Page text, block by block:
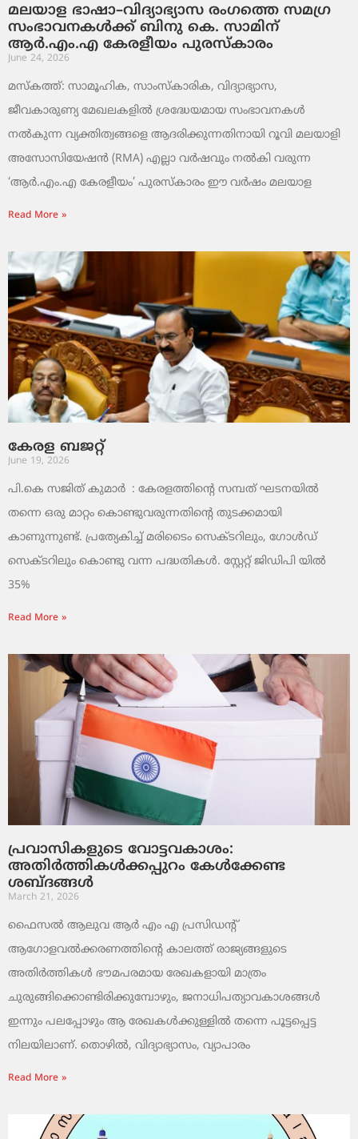
മലയാള ഭാഷാ–വിദ്യാഭ്യാസ രംഗത്തെ സമഗ്ര
സംഭാവനകൾക്ക് ബിനു കെ. സാമിന്
ആർ.എം.എ കേരളീയം പുരസ്‌കാരം
June 24, 2026
മസ്കത്ത്: സാമൂഹിക, സാംസ്‌കാരിക, വിദ്യാഭ്യാസ,
ജീവകാരുണ്യ മേഖലകളിൽ ശ്രദ്ധേയമായ സംഭാവനകൾ
നൽകുന്ന വ്യക്തിത്വങ്ങളെ ആദരിക്കുന്നതിനായി റൂവി മലയാളി
അസോസിയേഷൻ (RMA) എല്ലാ വർഷവും നൽകി വരുന്ന
‘ആർ.എം.എ കേരളീയം’ പുരസ്‌കാരം ഈ വർഷം മലയാള
Read More »
കേരള ബജറ്റ്
June 19, 2026
പി.കെ സജിത് കുമാര്‍ : കേരളത്തിന്റെ സമ്പത് ഘടനയിൽ
തന്നെ ഒരു മാറ്റം കൊണ്ടുവരുന്നതിന്റെ തുടക്കമായി
കാണുന്നുണ്ട്. പ്രത്യേകിച്ച് മരിടൈം സെക്ടറിലും, ഗോൾഡ്
സെക്ടറിലും കൊണ്ടു വന്ന പദ്ധതികൾ. സ്റ്റേറ്റ് ജിഡിപി യിൽ
35%
Read More »
പ്രവാസികളുടെ വോട്ടവകാശം:
അതിർത്തികൾക്കപ്പുറം കേൾക്കേണ്ട
ശബ്ദങ്ങൾ
March 21, 2026
ഫൈസൽ ആലുവ ആർ എം എ പ്രസിഡന്റ്
ആഗോളവൽക്കരണത്തിന്റെ കാലത്ത് രാജ്യങ്ങളുടെ
അതിർത്തികൾ ഭൗമപരമായ രേഖകളായി മാത്രം
ചുരുങ്ങിക്കൊണ്ടിരിക്കുമ്പോഴും, ജനാധിപത്യാവകാശങ്ങൾ
ഇന്നും പലപ്പോഴും ആ രേഖകൾക്കുള്ളിൽ തന്നെ പൂട്ടപ്പെട്ട
നിലയിലാണ്. തൊഴിൽ, വിദ്യാഭ്യാസം, വ്യാപാരം
Read More »